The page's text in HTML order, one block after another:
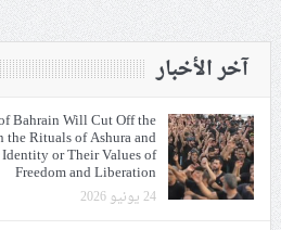
آخر الأخبار
Bahrain Will Cut Off the
the Rituals of Ashura and
or Their Values of
Freedom and Liberation
24 يونيو 2026